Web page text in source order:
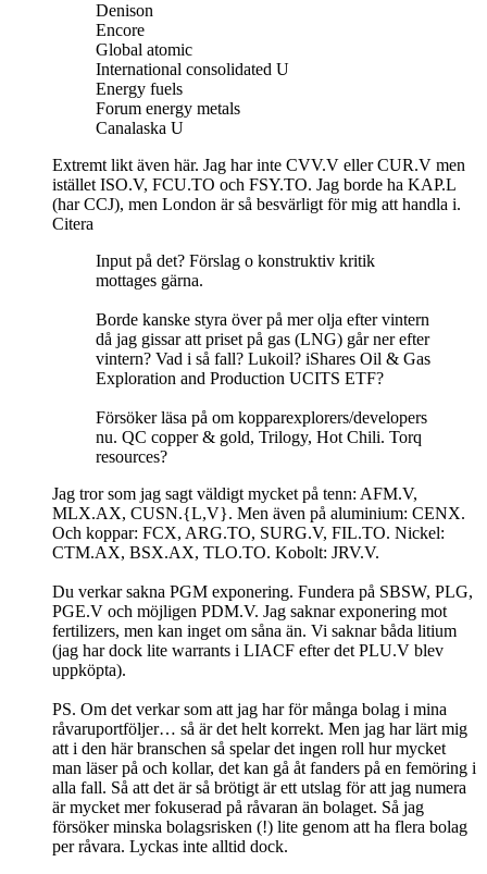
Denison
Encore
Global atomic
International consolidated U
Energy fuels
Forum energy metals
Canalaska U
Extremt likt även här. Jag har inte CVV.V eller CUR.V men
istället ISO.V, FCU.TO och FSY.TO. Jag borde ha KAP.L
(har CCJ), men London är så besvärligt för mig att handla i.
Citera
Input på det? Förslag o konstruktiv kritik
mottages gärna.
Borde kanske styra över på mer olja efter vintern
då jag gissar att priset på gas (LNG) går ner efter
vintern? Vad i så fall? Lukoil? iShares Oil & Gas
Exploration and Production UCITS ETF?
Försöker läsa på om kopparexplorers/developers
nu. QC copper & gold, Trilogy, Hot Chili. Torq
resources?
Jag tror som jag sagt väldigt mycket på tenn: AFM.V,
MLX.AX, CUSN.{L,V}. Men även på aluminium: CENX.
Och koppar: FCX, ARG.TO, SURG.V, FIL.TO. Nickel:
CTM.AX, BSX.AX, TLO.TO. Kobolt: JRV.V.
Du verkar sakna PGM exponering. Fundera på SBSW, PLG,
PGE.V och möjligen PDM.V. Jag saknar exponering mot
fertilizers, men kan inget om såna än. Vi saknar båda litium
(jag har dock lite warrants i LIACF efter det PLU.V blev
uppköpta).
PS. Om det verkar som att jag har för många bolag i mina
råvaruportföljer… så är det helt korrekt. Men jag har lärt mig
att i den här branschen så spelar det ingen roll hur mycket
man läser på och kollar, det kan gå åt fanders på en femöring i
alla fall. Så att det är så brötigt är ett utslag för att jag numera
är mycket mer fokuserad på råvaran än bolaget. Så jag
försöker minska bolagsrisken (!) lite genom att ha flera bolag
per råvara. Lyckas inte alltid dock.